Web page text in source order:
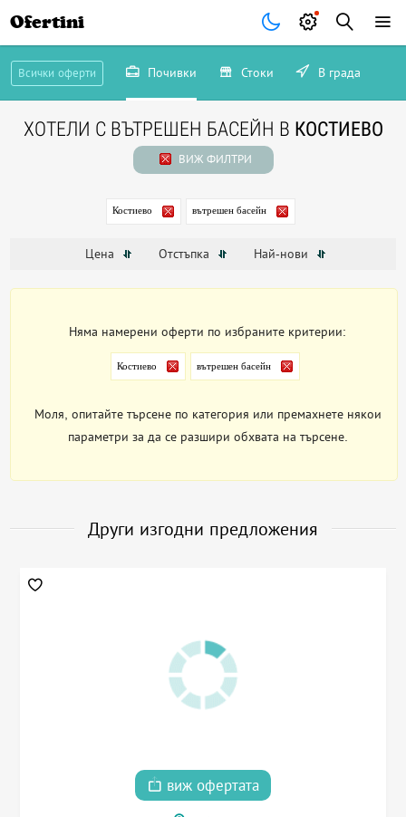
Ofertini
Всички оферти Почивки Стоки В града
ХОТЕЛИ С ВЪТРЕШЕН БАСЕЙН В КОСТИЕВО
ВИЖ ФИЛТРИ
Костиево вътрешен басейн
Цена Отстъпка Най-нови
Няма намерени оферти по избраните критерии:
Костиево вътрешен басейн
Моля, опитайте търсене по категория или премахнете някои
параметри за да се разшири обхвата на търсене.
Други изгодни предложения
виж офертата